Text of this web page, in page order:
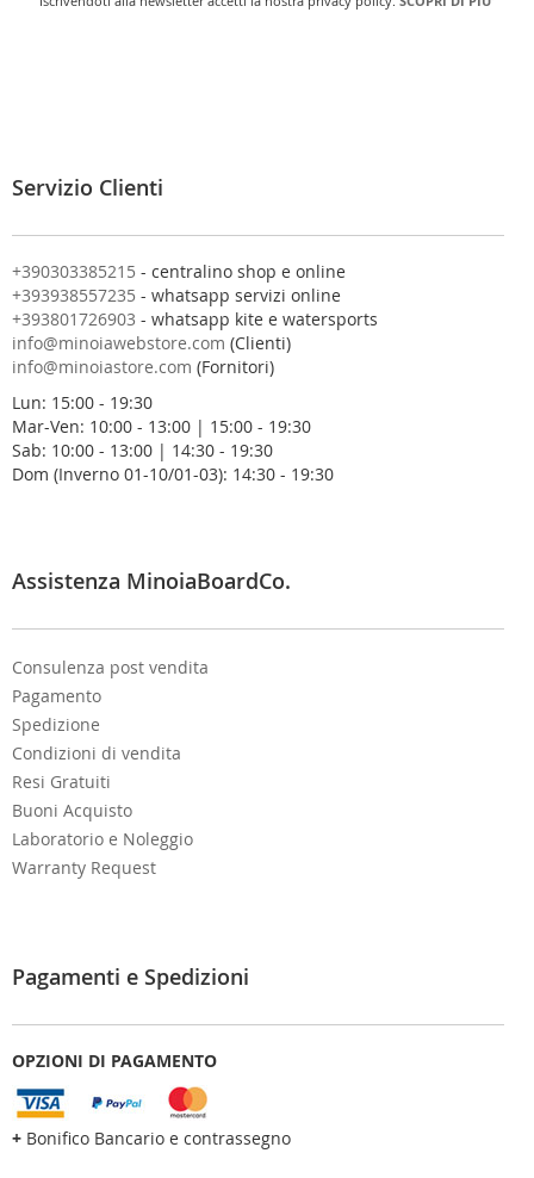
l
n
o
s
t
r
a
e
w
s
l
e
:
Servizio Clienti
+390303385215 - centralino shop e online
+393938557235 - whatsapp servizi online
+393801726903 - whatsapp kite e watersports
info@minoiawebstore.com (Clienti)
info@minoiastore.com (Fornitori)
Lun: 15:00 - 19:30
Mar-Ven: 10:00 - 13:00 | 15:00 - 19:30
Sab: 10:00 - 13:00 | 14:30 - 19:30
Dom (Inverno 01-10/01-03): 14:30 - 19:30
Assistenza MinoiaBoardCo.
Consulenza post vendita
Pagamento
Spedizione
Condizioni di vendita
Resi Gratuiti
Buoni Acquisto
Laboratorio e Noleggio
Warranty Request
Pagamenti e Spedizioni
OPZIONI DI PAGAMENTO
+ Bonifico Bancario e contrassegno